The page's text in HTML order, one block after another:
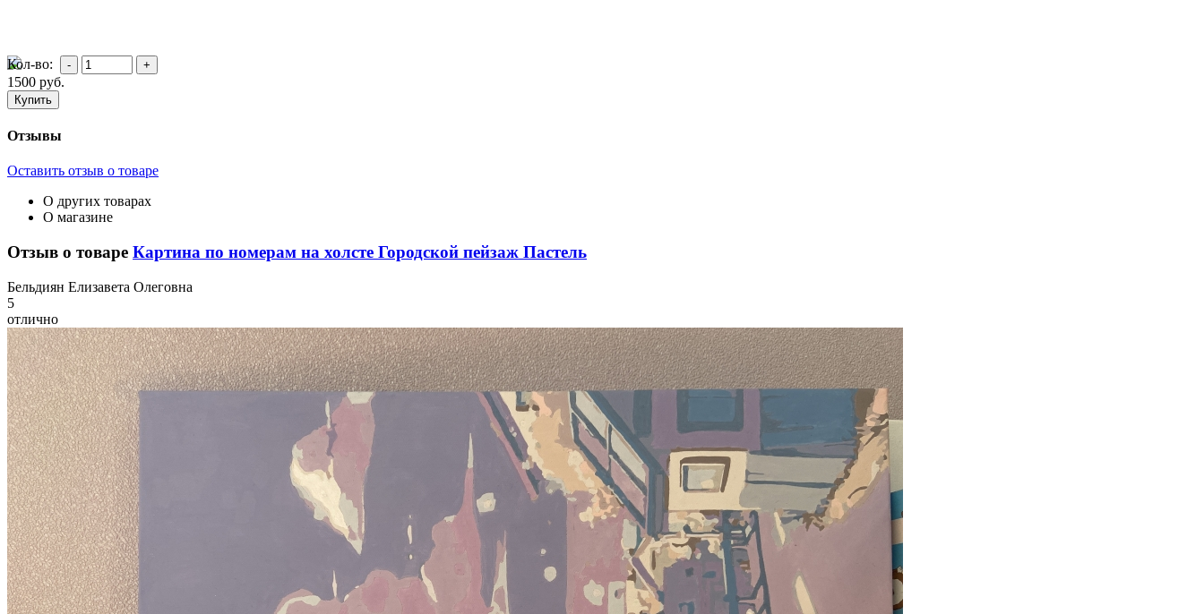
Кол-во:
1500 руб.
Отзывы
Оставить отзыв о товаре
О других товарах
О магазине
Отзыв о товаре Картина по номерам на холсте Городской пейзаж Пастель
Бельдиян Елизавета Олеговна
5
отлично